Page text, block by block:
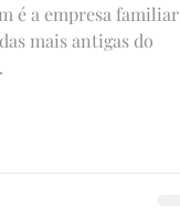
é a empresa familiar
mais antigas do